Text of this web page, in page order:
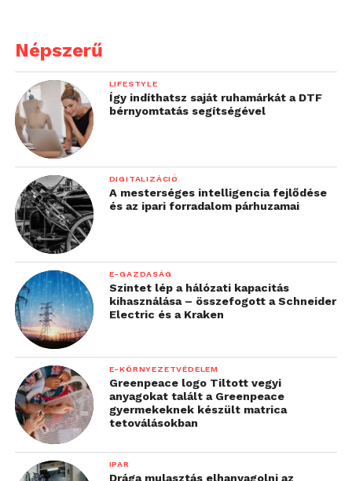
Népszerű
LIFESTYLE
Így indíthatsz saját ruhamárkát a DTF
bérnyomtatás segítségével
DIGITALIZÁCIÓ
A mesterséges intelligencia fejlődése
és az ipari forradalom párhuzamai
E-GAZDASÁG
Szintet lép a hálózati kapacitás
kihasználása – összefogott a Schneider
Electric és a Kraken
E-KÖRNYEZETVÉDELEM
Greenpeace logo Tiltott vegyi
anyagokat talált a Greenpeace
gyermekeknek készült matrica
tetoválásokban
IPAR
Drága mulasztás elhanyagolni az